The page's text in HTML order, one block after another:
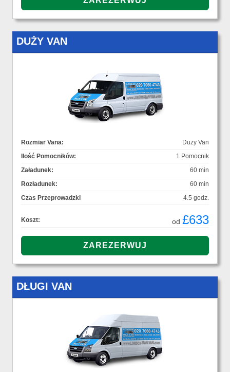
DUŻY VAN
Rozmiar Vana:
Duży Van
Ilość Pomocników:
1 Pomocnik
Załadunek:
60 min
Rozładunek:
60 min
Czas Przeprowadzki
4.5 godz.
Koszt: od £633
DŁUGI VAN